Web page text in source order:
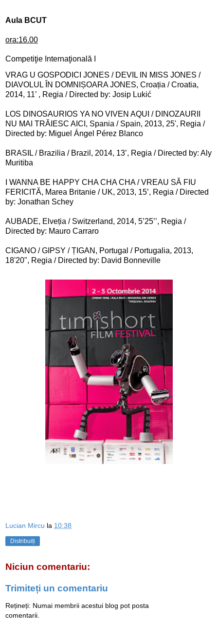
Aula BCUT
ora:16.00
Competiţie Internaţională I
VRAG U GOSPODICI JONES / DEVIL IN MISS JONES /
DIAVOLUL ÎN DOMNIȘOARA JONES, Croația / Croatia,
2014, 11’ , Regia / Directed by: Josip Lukić
LOS DINOSAURIOS YA NO VIVEN AQUI / DINOZAURII
NU MAI TRĂIESC AICI, Spania / Spain, 2013, 25', Regia /
Directed by: Miguel Ángel Pérez Blanco
BRASIL / Brazilia / Brazil, 2014, 13’, Regia / Directed by: Aly
Muritiba
I WANNA BE HAPPY CHA CHA CHA / VREAU SĂ FIU
FERICITĂ, Marea Britanie / UK, 2013, 15’, Regia / Directed
by: Jonathan Schey
AUBADE, Elveția / Switzerland, 2014, 5’25’’, Regia /
Directed by: Mauro Carraro
CIGANO / GIPSY / ȚIGAN, Portugal / Portugalia, 2013,
18'20", Regia / Directed by: David Bonneville
Lucian Mircu la 10:38
Distribuiți
Niciun comentariu:
Trimiteți un comentariu
Rețineți: Numai membrii acestui blog pot posta
comentarii.